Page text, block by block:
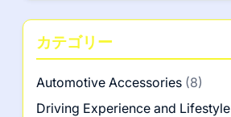
カテゴリー
Automotive Accessories (8)
Driving Experience and Lifestyle